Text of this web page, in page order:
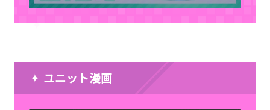
ユニット漫画